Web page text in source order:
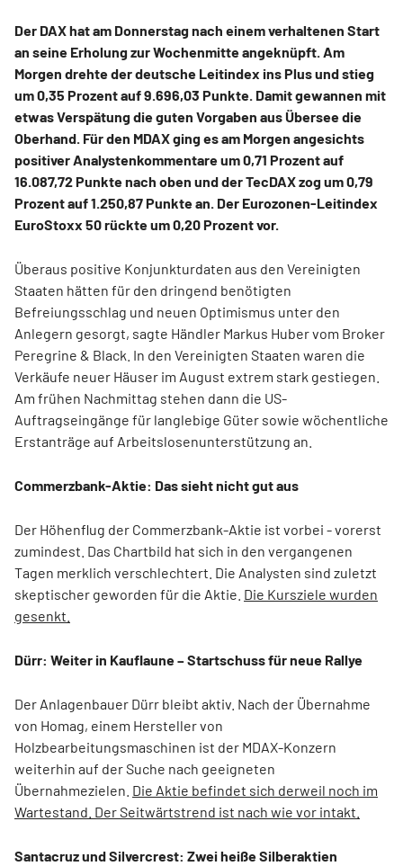
Der DAX hat am Donnerstag nach einem verhaltenen Start
an seine Erholung zur Wochenmitte angeknüpft. Am
Morgen drehte der deutsche Leitindex ins Plus und stieg
um 0,35 Prozent auf 9.696,03 Punkte. Damit gewannen mit
etwas Verspätung die guten Vorgaben aus Übersee die
Oberhand. Für den MDAX ging es am Morgen angesichts
positiver Analystenkommentare um 0,71 Prozent auf
16.087,72 Punkte nach oben und der TecDAX zog um 0,79
Prozent auf 1.250,87 Punkte an. Der Eurozonen-Leitindex
EuroStoxx 50 rückte um 0,20 Prozent vor.
Überaus positive Konjunkturdaten aus den Vereinigten
Staaten hätten für den dringend benötigten
Befreiungsschlag und neuen Optimismus unter den
Anlegern gesorgt, sagte Händler Markus Huber vom Broker
Peregrine & Black. In den Vereinigten Staaten waren die
Verkäufe neuer Häuser im August extrem stark gestiegen.
Am frühen Nachmittag stehen dann die US-
Auftragseingänge für langlebige Güter sowie wöchentliche
Erstanträge auf Arbeitslosenunterstützung an.
Commerzbank-Aktie: Das sieht nicht gut aus
Der Höhenflug der Commerzbank-Aktie ist vorbei - vorerst
zumindest. Das Chartbild hat sich in den vergangenen
Tagen merklich verschlechtert. Die Analysten sind zuletzt
skeptischer geworden für die Aktie. Die Kursziele wurden
gesenkt.
Dürr: Weiter in Kauflaune – Startschuss für neue Rallye
Der Anlagenbauer Dürr bleibt aktiv. Nach der Übernahme
von Homag, einem Hersteller von
Holzbearbeitungsmaschinen ist der MDAX-Konzern
weiterhin auf der Suche nach geeigneten
Übernahmezielen. Die Aktie befindet sich derweil noch im
Wartestand. Der Seitwärtstrend ist nach wie vor intakt.
Santacruz und Silvercrest: Zwei heiße Silberaktien